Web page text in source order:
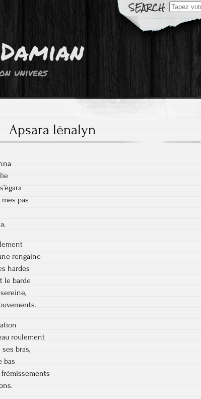
Résultats
de
recherche
univers
Apsara lënalyn
pas
rengaine
hardes
le barde
roulement
bras,
bas
frémissements